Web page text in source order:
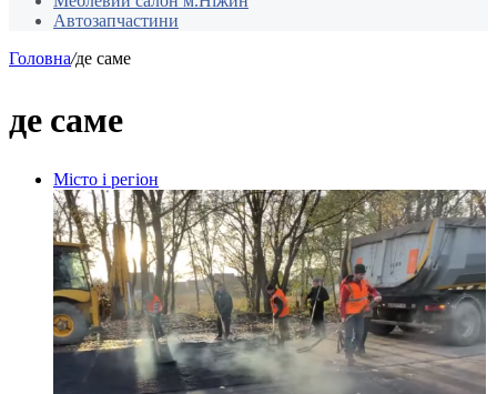
Автозапчастини
Головна/де саме
де саме
Місто і регіон